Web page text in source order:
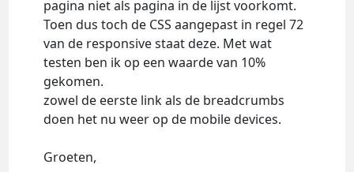
pagina niet als pagina in de lijst voorkomt.
Toen dus toch de CSS aangepast in regel 72
van de responsive staat deze. Met wat
testen ben ik op een waarde van 10%
gekomen.
zowel de eerste link als de breadcrumbs
doen het nu weer op de mobile devices.
Groeten,